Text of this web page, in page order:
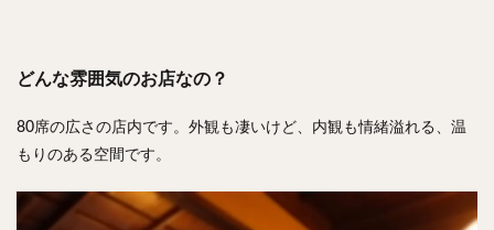
どんな雰囲気のお店なの？
80席の広さの店内です。外観も凄いけど、内観も情緒溢れる、温
もりのある空間です。